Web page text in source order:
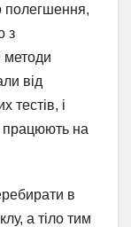
полегшення,
з
методи
від
тестів, і
працюють на
в
а тіло тим